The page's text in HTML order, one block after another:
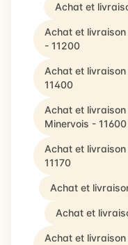
Achat et
Achat et
- 11200
Achat et
11400
Achat et
Minervois - 11600
Achat et
11170
Achat et
Achat et
Achat et